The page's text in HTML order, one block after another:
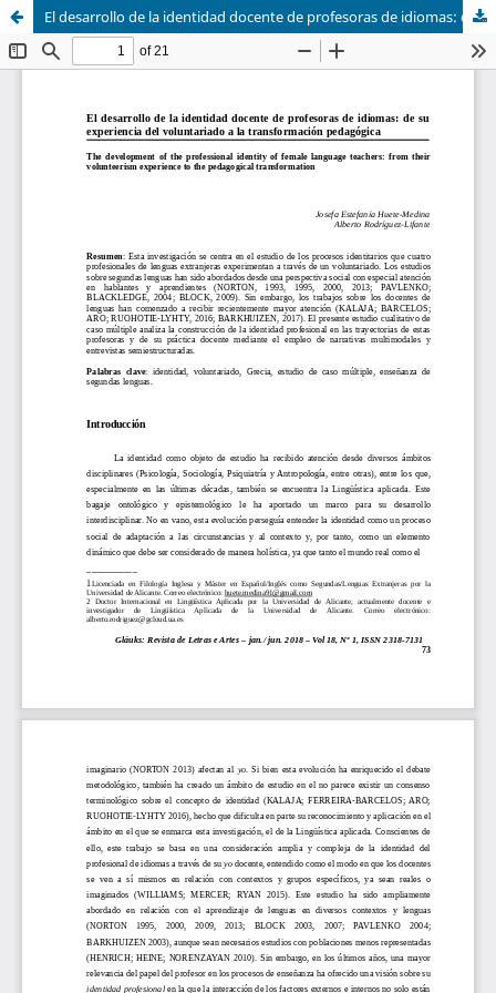
El desarrollo de la identidad docente de profesoras de idiomas: de su experiencia del voluntariado a la transformación pedagógica